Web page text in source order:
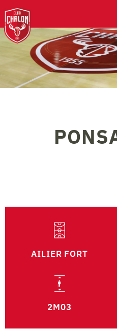
AILIER FORT
2M03